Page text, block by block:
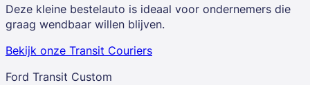
Deze kleine bestelauto is ideaal voor ondernemers die
graag wendbaar willen blijven.
Bekijk onze Transit Couriers
Ford Transit Custom